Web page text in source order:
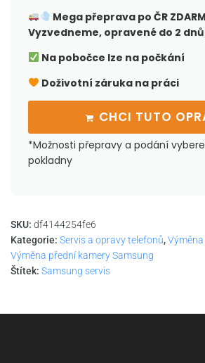
Mega přeprava po ČR
Vyzvedneme, opravené do 2
Na pobočce lze na počkání
Doživotní záruka na práci
CHCI TUTO
*Možnosti přepravy a podání
pokladny
SKU: df4144254fe6
Kategorie: Servis a opravy telefonů,
Výměna přední kamery Samsung
Štítek: Samsung servis